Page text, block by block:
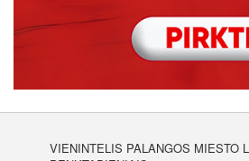
VIENINTELIS PALANGOS MIESTO